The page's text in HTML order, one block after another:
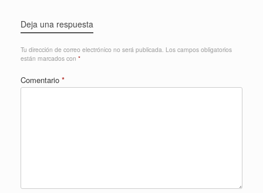
Deja una respuesta
Tu dirección de correo electrónico no será publicada. Los campos obligatorios
están marcados con *
Comentario *